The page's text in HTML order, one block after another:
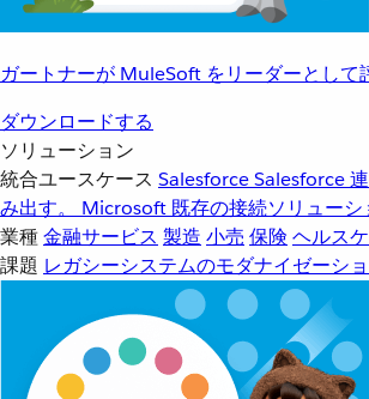
ガートナーが MuleSoft をリーダーとして
ダウンロードする
ソリューション
統合ユースケース SalesforceSalesforce
み出す。
Microsoft 既存の接続ソリュー
業種金融サービス 製造 小売 保険 ヘルス
課題 レガシーシステムのモダナイゼーシ